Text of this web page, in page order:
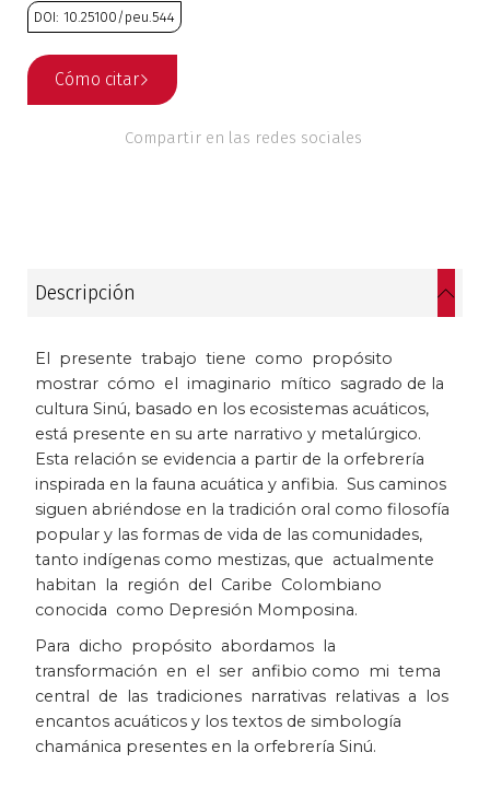
Estudios culturales
Estudios editoriales
Estudios regionales
Finanzas
Física
Género
Geografía
Historia
Ingeniería
Literatura
Matemáticas
DOI: 10.25100/peu.544
Cómo citar
Compartir en las redes sociales
Descripción
El presente trabajo tiene como propósito
mostrar cómo el imaginario mítico sagrado de la
cultura Sinú, basado en los ecosistemas acuáticos,
está presente en su arte narrativo y metalúrgico.
Esta relación se evidencia a partir de la orfebrería
inspirada en la fauna acuática y anfibia. Sus caminos
siguen abriéndose en la tradición oral como filosofía
popular y las formas de vida de las comunidades,
tanto indígenas como mestizas, que actualmente
habitan la región del Caribe Colombiano
conocida como Depresión Momposina.
Para dicho propósito abordamos la
transformación en el ser anfibio como mi tema
central de las tradiciones narrativas relativas a los
encantos acuáticos y los textos de simbología
chamánica presentes en la orfebrería Sinú.